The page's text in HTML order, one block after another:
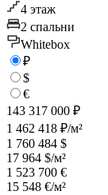
4 этаж
2 спальни
Whitebox
₽
$
€
143 317 000 ₽
1 462 418 ₽/м²
1 760 484 $
17 964 $/м²
1 523 700 €
15 548 €/м²